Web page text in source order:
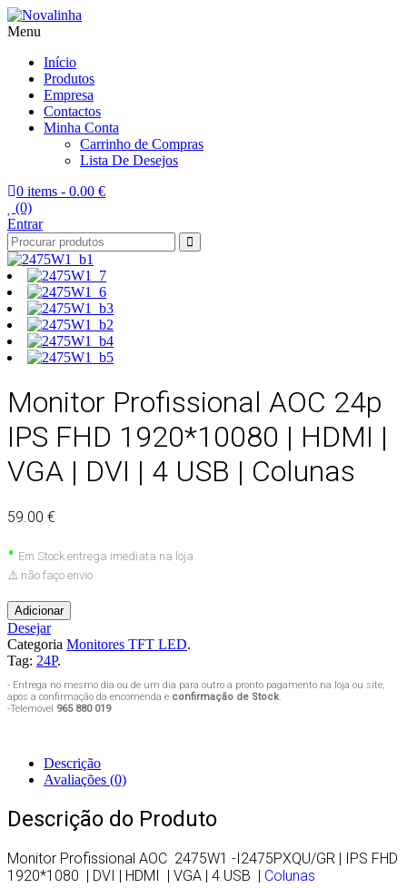
Novalinha
Informatica
Menu
Início
Produtos
Empresa
Contactos
Minha Conta
Carrinho de Compras
Lista De Desejos
0 items - 0.00 €
(0)
Entrar
Monitor Profissional AOC 24p
IPS FHD 1920*10080 | HDMI |
VGA | DVI | 4 USB | Colunas
59.00 €
• Em Stock entrega imediata na loja.
⚠️ não faço envio
Adicionar
Desejar
Categoria Monitores TFT LED.
Tag: 24P.
- Entrega no mesmo dia ou de um dia para outro a pronto pagamento na loja ou site,
após a confirmação da encomenda e confirmação de Stock.
-Telemóvel 965 880 019
Descrição
Avaliações (0)
Descrição do Produto
Monitor Profissional AOC 2475W1 -I2475PXQU/GR | IPS FHD
1920*1080 | DVI | HDMI | VGA | 4 USB | Colunas